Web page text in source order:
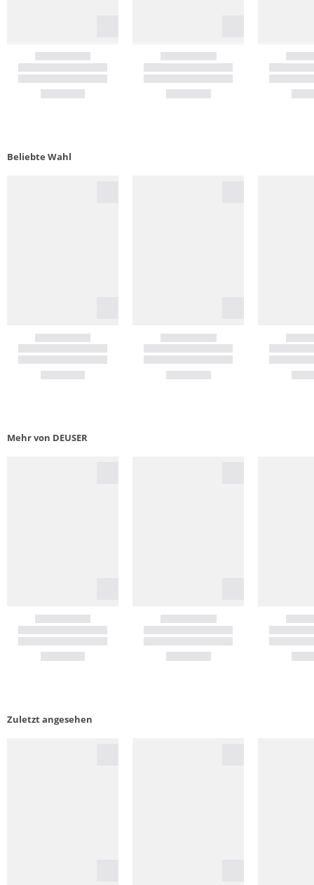
Beliebte Wahl
Mehr von DEUSER
Zuletzt angesehen